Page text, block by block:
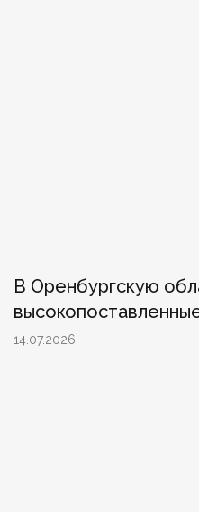
В Оренбургскую
14.07.2026